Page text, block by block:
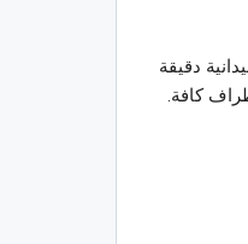
دقيقة
كافة.